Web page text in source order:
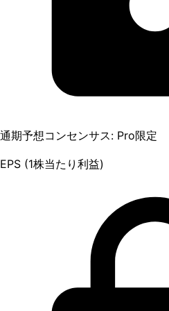
通期予想コンセンサス: Pro限定
EPS (1株当たり利益)